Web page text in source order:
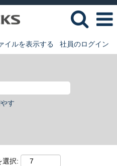
イルを表示する 社員のログイン
す
選択: